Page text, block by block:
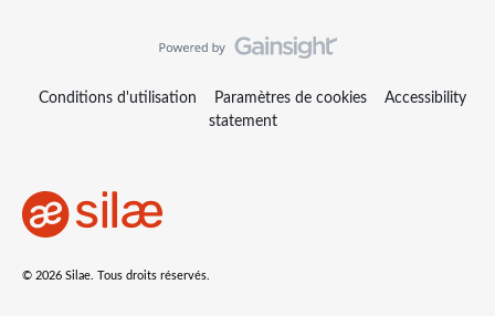
Conditions d'utilisation Paramètres de cookies
Accessibility
statement
© 2026 Silae. Tous droits réservés.